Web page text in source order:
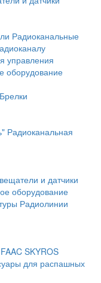
Радиоканальные
управления
оборудование
Брелки
Радиоканальная
и датчики
оборудование
Радиолинии
FAAC SKYROS
для распашных